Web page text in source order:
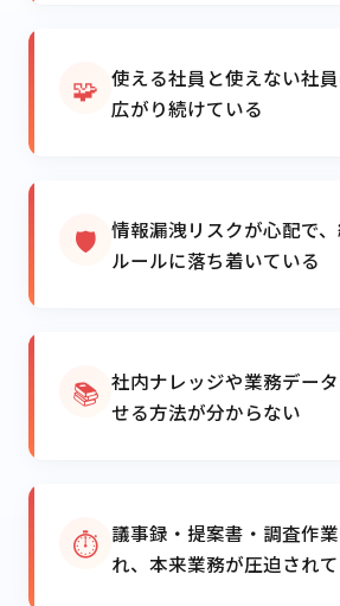
🧩 使える社員と使えない社
広がり続けている
🛡️ 情報漏洩リスクが心配で
ルールに落ち着いている
📚 社内ナレッジや業務デー
せる方法が分からない
⏱️ 議事録・提案書・調査作
れ、本来業務が圧迫され